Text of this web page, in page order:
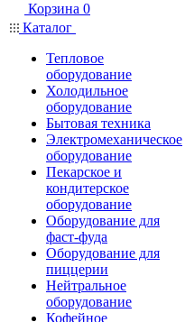
Корзина 0
Каталог
Тепловое
оборудование
Холодильное
оборудование
Бытовая техника
Электромеханическое
оборудование
Пекарское и
кондитерское
оборудование
Оборудование для
фаст-фуда
Оборудование для
пиццерии
Нейтральное
оборудование
Кофейное